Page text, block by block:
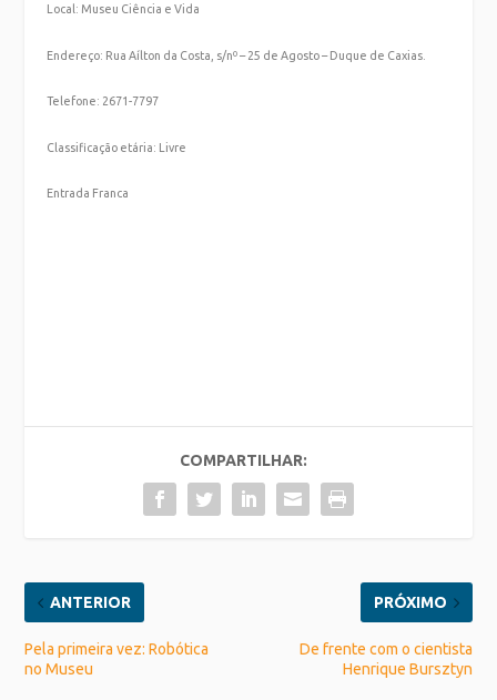
Local: Museu Ciência e Vida
Endereço: Rua Aílton da Costa, s/nº – 25 de Agosto – Duque de Caxias.
Telefone: 2671-7797
Classificação etária: Livre
Entrada Franca
COMPARTILHAR:
ANTERIOR
Pela primeira vez: Robótica
no Museu
PRÓXIMO
De frente com o cientista
Henrique Bursztyn